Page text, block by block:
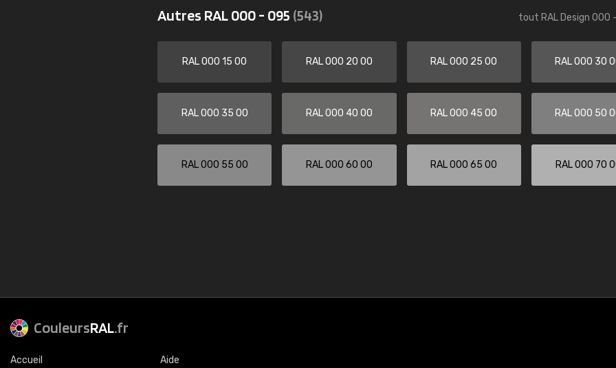
Autres RAL 000 - 095 (543) tout RAL Design 000
RAL 000 15 00 RAL 000 20 00 RAL 000 25 00 RAL 000 30
RAL 000 35 00 RAL 000 40 00 RAL 000 45 00 RAL 000 50
RAL 000 55 00 RAL 000 60 00 RAL 000 65 00 RAL 000 70
CouleursRAL.fr
Accueil Aide